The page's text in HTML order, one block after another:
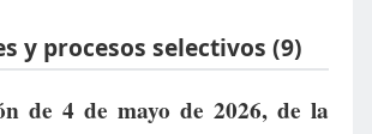
y procesos selectivos (9)
de 4 de mayo de 2026, de la